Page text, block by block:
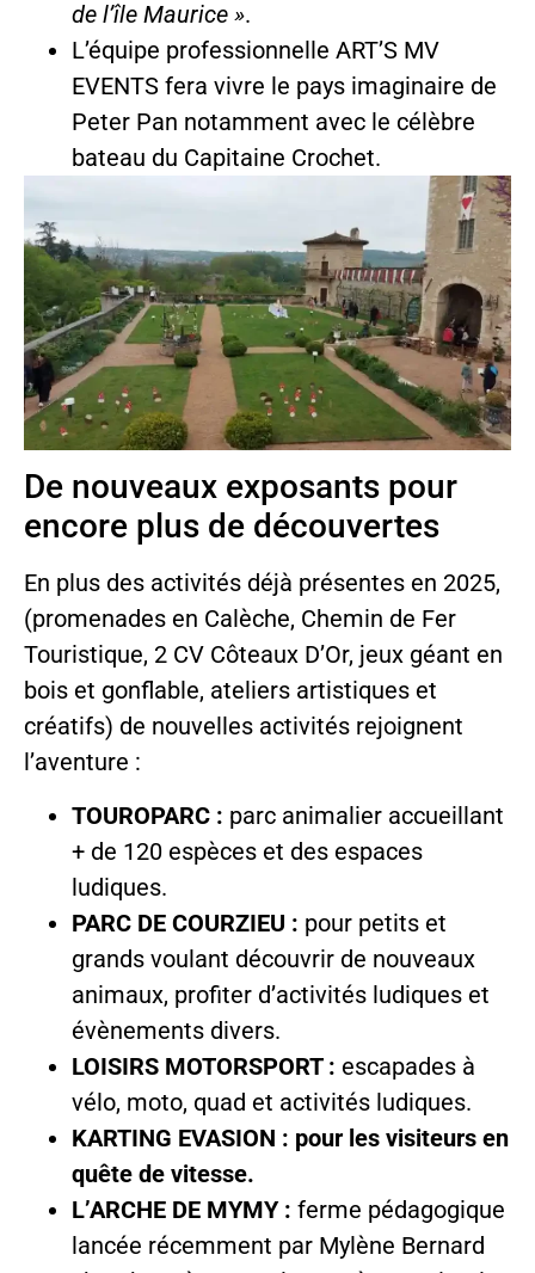
de l’île Maurice ».
L’équipe professionnelle ART’S MV
EVENTS fera vivre le pays imaginaire de
Peter Pan notamment avec le célèbre
bateau du Capitaine Crochet.
De nouveaux exposants pour
encore plus de découvertes
En plus des activités déjà présentes en 2025,
(promenades en Calèche, Chemin de Fer
Touristique, 2 CV Côteaux D’Or, jeux géant en
bois et gonflable, ateliers artistiques et
créatifs) de nouvelles activités rejoignent
l’aventure :
TOUROPARC : parc animalier accueillant
+ de 120 espèces et des espaces
ludiques.
PARC DE COURZIEU : pour petits et
grands voulant découvrir de nouveaux
animaux, profiter d’activités ludiques et
évènements divers.
LOISIRS MOTORSPORT : escapades à
vélo, moto, quad et activités ludiques.
KARTING EVASION : pour les visiteurs en
quête de vitesse.
L’ARCHE DE MYMY : ferme pédagogique
lancée récemment par Mylène Bernard